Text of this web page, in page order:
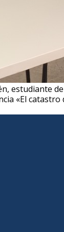
estudiante
«El